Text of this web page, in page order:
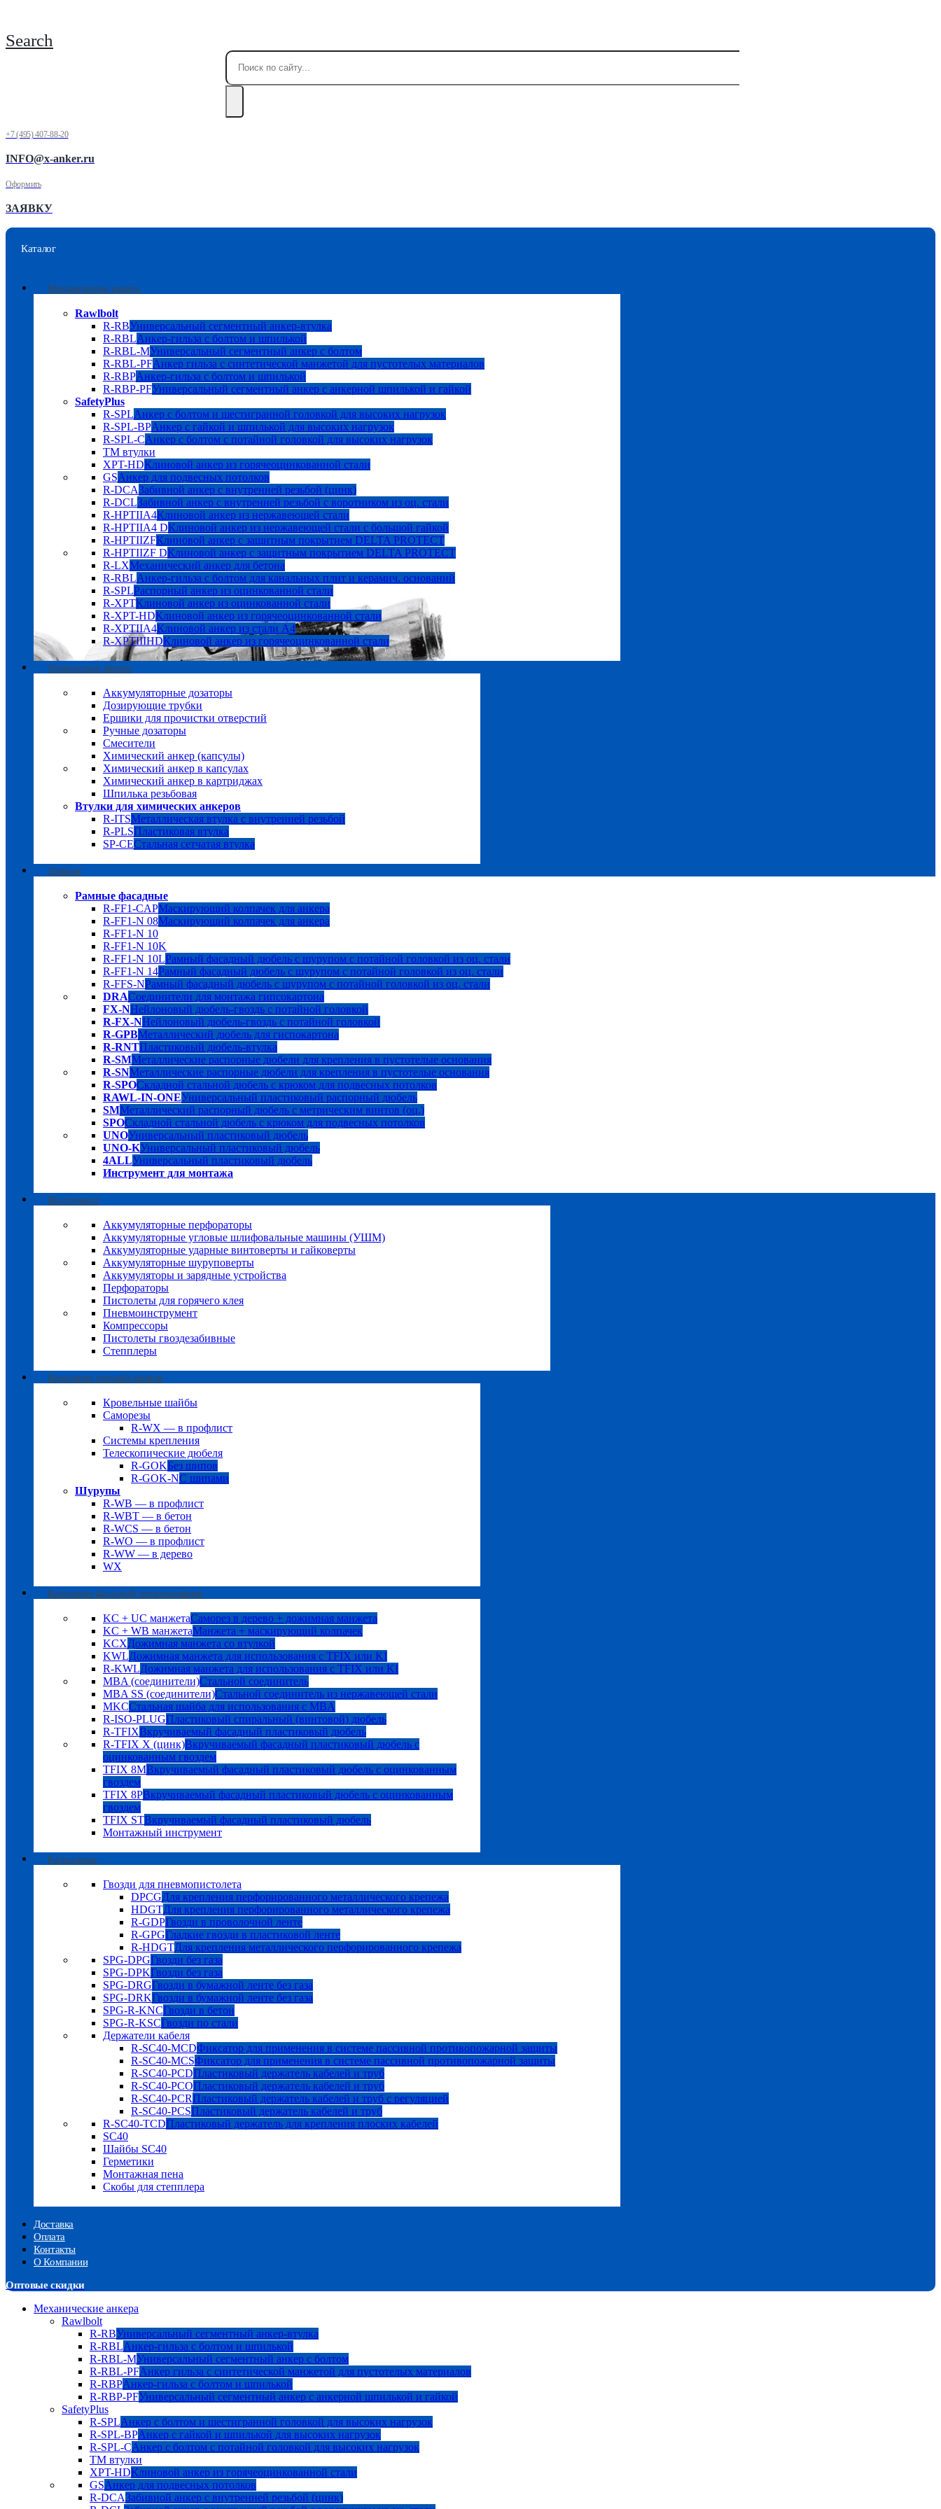
Search
+7 (495) 407-88-20
INFO@x-anker.ru
Оформить
ЗАЯВКУ
Каталог
Механические анкера
Rawlbolt
R-RBУниверсальный сегментный анкер-втулка
R-RBLАнкер-гильза с болтом и шпилькой
R-RBL-MУниверсальный сегментный анкер с болтом
R-RBL-PFАнкер гильза с синтетической манжетой для пустотелых материалов
R-RBPАнкер-гильза с болтом и шпилькой
R-RBP-PFУниверсальный сегментный анкер с анкерной шпилькой и гайкой
SafetyPlus
R-SPLАнкер с болтом и шестигранной головкой для высоких нагрузок
R-SPL-BPАнкер с гайкой и шпилькой для высоких нагрузок
R-SPL-CАнкер с болтом с потайной головкой для высоких нагрузок
TM втулки
XPT-HDКлиновой анкер из горячеоцинкованной стали
GSАнкер для подвесных потолков
R-DCAЗабивной анкер с внутренней резьбой (цинк)
R-DCLЗабивной анкер с внутренней резьбой с воротником из оц. стали
R-HPTIIA4Клиновой анкер из нержавеющей стали
R-HPTIIA4 DКлиновой анкер из нержавеющей стали с большой гайкой
R-HPTIIZFКлиновой анкер с защитным покрытием DELTA PROTECT
R-HPTIIZF DКлиновой анкер с защитным покрытием DELTA PROTECT
R-LXМеханический анкер для бетона
R-RBLАнкер-гильза с болтом для канальных плит и керамич. оснований
R-SPLРаспорный анкер из оцинкованной стали
R-XPTКлиновой анкер из оцинкованной стали
R-XPT-HDКлиновой анкер из горячеоцинкованной стали
R-XPTIIA4Клиновой анкер из стали А4
R-XPTIIIHDКлиновой анкер из горячеоцинкованной стали
Химические анкера
Аккумуляторные дозаторы
Дозирующие трубки
Ершики для прочистки отверстий
Ручные дозаторы
Смесители
Химический анкер (капсулы)
Химический анкер в капсулах
Химический анкер в картриджах
Шпилька резьбовая
Втулки для химических анкеров
R-ITSМеталлическая втулка с внутренней резьбой
R-PLSПластиковая втулка
SP-CEСтальная сетчатая втулка
Дюбели
Рамные фасадные
R-FF1-CAPМаскирующий колпачек для анкера
R-FF1-N 08Маскирующий колпачек для анкера
R-FF1-N 10
R-FF1-N 10K
R-FF1-N 10LРамный фасадный дюбель с шурупом с потайной головкой из оц. стали
R-FF1-N 14Рамный фасадный дюбель с шурупом с потайной головкой из оц. стали
R-FFS-NРамный фасадный дюбель с шурупом с потайной головкой из оц. стали
DRAСоединители для монтажа гипсокартона
FX-NНейлоновый дюбель-гвоздь с потайной головкой
R-FX-NНейлоновый дюбель-гвоздь с потайной головкой
R-GPBМеталлический дюбель для гиспокартона
R-RNTПластиковый дюбель-втулка
R-SMМеталлические распорные дюбели для крепления в пустотелые основания
R-SNМеталлические распорные дюбели для крепления в пустотелые основания
R-SPOСкладной стальной дюбель с крюком для подвесных потолков
RAWL-IN-ONEУниверсальный пластиковый распорный дюбель
SMМеталлический распорный дюбель с метрическим винтов (оц.)
SPOСкладной стальной дюбель с крюком для подвесных потолков
UNOУниверсальный пластиковый дюбель
UNO-KУниверсальный пластиковый дюбель
4ALLУниверсальный пластиковый дюбель
Инструмент для монтажа
Инструмент
Аккумуляторные перфораторы
Аккумуляторные угловые шлифовальные машины (УШМ)
Аккумуляторные ударные винтоверты и гайковерты
Аккумуляторные шуруповерты
Аккумуляторы и зарядные устройства
Перфораторы
Пистолеты для горячего клея
Пневмоинструмент
Компрессоры
Пистолеты гвоздезабивные
Степплеры
Крепление плоской кровли
Кровельные шайбы
Саморезы
R-WX — в профлист
Системы крепления
Телескопические дюбеля
R-GOKБез шипов
R-GOK-NС шипами
Шурупы
R-WB — в профлист
R-WBT — в бетон
R-WCS — в бетон
R-WO — в профлист
R-WW — в дерево
WX
Крепление фасадной теплоизоляции
KC + UC манжетаСаморез в дерево + дожимная манжета
KC + WB манжетаМанжета + маскирующий колпачек
KCXДожимная манжета со втулкой
KWLДожимная манжета для использования с TFIX или KI
R-KWLДожимная манжета для использования с TFIX или KI
MBA (соединители)Стальной соединитель
MBA SS (соединители)Стальной соединитель из нержавеющей стали
MKCСтальная шайба для использования с MBA
R-ISO-PLUGПластиковый спиральный (винтовой) дюбель
R-TFIXВкручиваемый фасадный пластиковый дюбель
R-TFIX X (цинк)Вкручиваемый фасадный пластиковый дюбель с
оцинкованным гвоздем
TFIX 8MВкручиваемый фасадный пластиковый дюбель с оцинкованным
гвоздем
TFIX 8PВкручиваемый фасадный пластиковый дюбель с оцинкованным
гвоздем
TFIX STВкручиваемый фасадный пластиковый дюбель
Монтажный инструмент
Расходники
Гвозди для пневмопистолета
DPCGДля крепления перфорированного металлического крепежа
HDGTДля крепления перфорированного металлического крепежа
R-GDPГвозди в проволочной ленте
R-GPGГладкие гвозди в пластиковой ленте
R-HDGTДля крепления металлического перфорированного крепежа
SPG-DPGГвозди без газа
SPG-DPKГвозди без газа
SPG-DRGГвозди в бумажной ленте без газа
SPG-DRKГвозди в бумажной ленте без газа
SPG-R-KNCГвозди в бетон
SPG-R-KSCГвозди по стали
Держатели кабеля
R-SC40-MCDФиксатор для применения в системе пассивной противопожарной защиты
R-SC40-MCSФиксатор для применения в системе пассивной противопожарной защиты
R-SC40-PCDПластиковый держатель кабелей и труб
R-SC40-PCOПластиковый держатель кабелей и труб
R-SC40-PCRПластиковый держатель кабелей и труб с регуляцией
R-SC40-PCSПластиковый держатель кабелей и труб
R-SC40-TCDПластиковый держатель для крепления плоских кабелей
SC40
Шайбы SC40
Герметики
Монтажная пена
Скобы для степплера
Доставка
Оплата
Контакты
О Компании
Оптовые скидки
Механические анкера
Rawlbolt
R-RBУниверсальный сегментный анкер-втулка
R-RBLАнкер-гильза с болтом и шпилькой
R-RBL-MУниверсальный сегментный анкер с болтом
R-RBL-PFАнкер гильза с синтетической манжетой для пустотелых материалов
R-RBPАнкер-гильза с болтом и шпилькой
R-RBP-PFУниверсальный сегментный анкер с анкерной шпилькой и гайкой
SafetyPlus
R-SPLАнкер с болтом и шестигранной головкой для высоких нагрузок
R-SPL-BPАнкер с гайкой и шпилькой для высоких нагрузок
R-SPL-CАнкер с болтом с потайной головкой для высоких нагрузок
TM втулки
XPT-HDКлиновой анкер из горячеоцинкованной стали
GSАнкер для подвесных потолков
R-DCAЗабивной анкер с внутренней резьбой (цинк)